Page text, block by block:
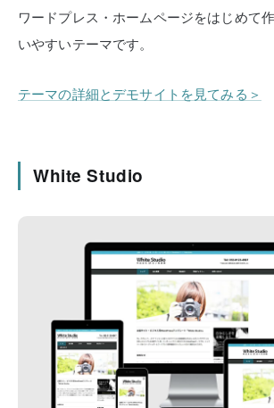
ワードプレス・ホームページをはじめて
いやすいテーマです。
テーマの詳細とデモサイトを見てみる＞
White Studio